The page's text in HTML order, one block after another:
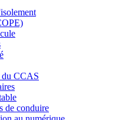
du CCAS
de conduire